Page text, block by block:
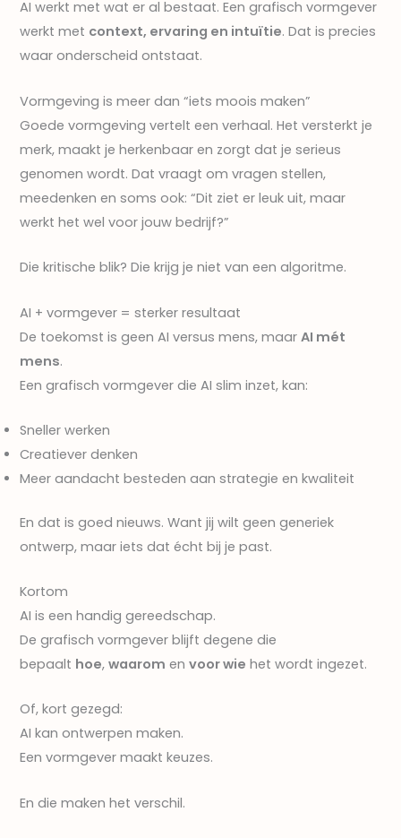
AI werkt met wat er al bestaat. Een grafisch vormgever
werkt met context, ervaring en intuïtie. Dat is precies
waar onderscheid ontstaat.
Vormgeving is meer dan “iets moois maken”
Goede vormgeving vertelt een verhaal. Het versterkt je
merk, maakt je herkenbaar en zorgt dat je serieus
genomen wordt. Dat vraagt om vragen stellen,
meedenken en soms ook: “Dit ziet er leuk uit, maar
werkt het wel voor jouw bedrijf?”
Die kritische blik? Die krijg je niet van een algoritme.
AI + vormgever = sterker resultaat
De toekomst is geen AI versus mens, maarAI mét
mens.
Een grafisch vormgever die AI slim inzet, kan:
Sneller werken
Creatiever denken
Meer aandacht besteden aan strategie en kwaliteit
En dat is goed nieuws. Want jij wilt geen generiek
ontwerp, maar iets dat écht bij je past.
Kortom
AI is een handig gereedschap.
De grafisch vormgever blijft degene die
bepaalt hoe,waarom envoor wie het wordt ingezet.
Of, kort gezegd:
AI kan ontwerpen maken.
Een vormgever maakt keuzes.
En die maken het verschil.